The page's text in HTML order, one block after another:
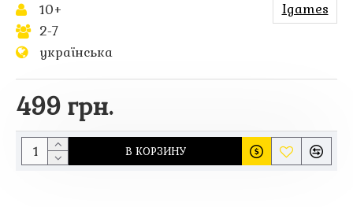
499 грн.
10+
2-7
українська
Igames
В КОРЗИНУ